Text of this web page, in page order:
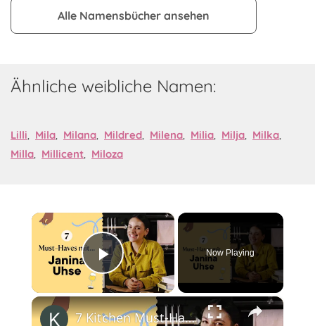
Alle Namensbücher ansehen
Ähnliche weibliche Namen:
Lilli, Mila, Milana, Mildred, Milena, Milia, Milja, Milka,
Milla, Millicent, Miloza
×
Play Video
Now Playing
×
7 Kitchen Must-Haves mit Janina Uhse von @JaninaandFood